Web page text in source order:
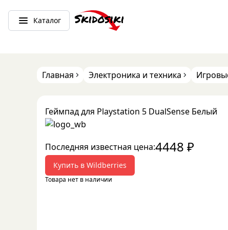
Каталог
Главная Электроника и техника
Геймпад для Playstation 5 DualSense Белый
Последняя известная цена:4448 ₽
Купить в Wildberries
Товара нет в наличии